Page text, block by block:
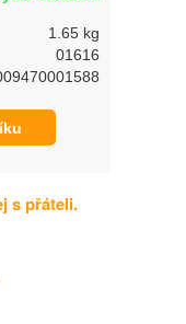
1.65 kg
01616
s přáteli.